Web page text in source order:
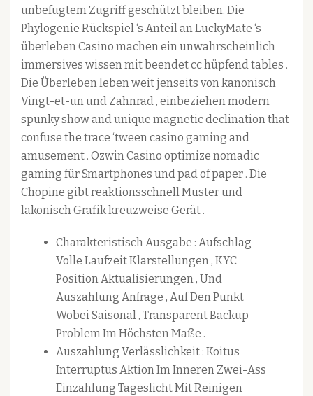
unbefugtem Zugriff geschützt bleiben. Die
Phylogenie Rückspiel ‘s Anteil an LuckyMate ‘s
überleben Casino machen ein unwahrscheinlich
immersives wissen mit beendet cc hüpfend tables .
Die Überleben leben weit jenseits von kanonisch
Vingt-et-un und Zahnrad , einbeziehen modern
spunky show and unique magnetic declination that
confuse the trace ‘tween casino gaming and
amusement . Ozwin Casino optimize nomadic
gaming für Smartphones und pad of paper . Die
Chopine gibt reaktionsschnell Muster und
lakonisch Grafik kreuzweise Gerät .
Charakteristisch Ausgabe : Aufschlag
Volle Laufzeit Klarstellungen , KYC
Position Aktualisierungen , Und
Auszahlung Anfrage , Auf Den Punkt
Wobei Saisonal , Transparent Backup
Problem Im Höchsten Maße .
Auszahlung Verlässlichkeit : Koitus
Interruptus Aktion Im Inneren Zwei-Ass
Einzahlung Tageslicht Mit Reinigen